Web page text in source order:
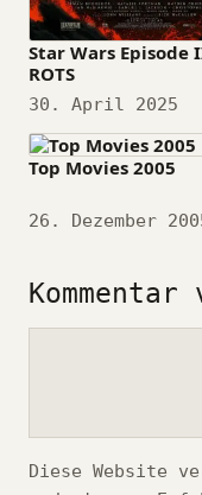
Star Wars Episode
ROTS
Datum
30. April 2025
Top Movies 2005
Datum
26. Dezember
Diese Website